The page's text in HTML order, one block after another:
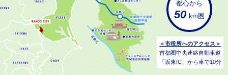
都心から
50 km圏
＜市役所へのアクセス＞
首都圏中央連絡自動車道
「坂東IC」から車で10分